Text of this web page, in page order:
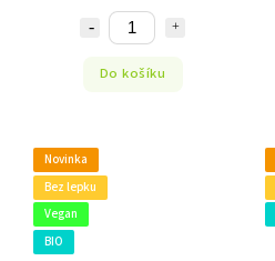
Do košíku
Novinka
Bez lepku
Vegan
BIO